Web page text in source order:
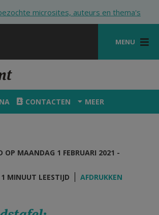
microsites, auteurs en thema's
MENU
CONTACTEN MEER
OP MAANDAG 1 FEBRUARI 2021 -
MINUUT LEESTIJD
AFDRUKKEN